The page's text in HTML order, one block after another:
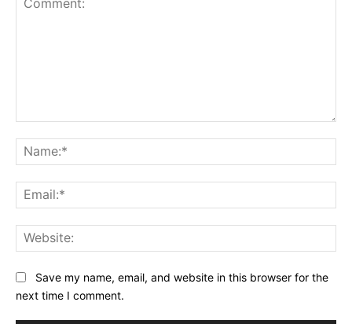
Save my name, email, and website in this browser for the
next time I comment.